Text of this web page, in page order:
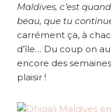
Maldives, c’est
beau, que tu
carrément ça, à
d’île… Du coup on
encore des
plaisir !